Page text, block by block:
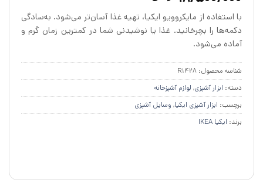
مشتری
با استفاده از مایکروویو ایکیا، تهیه غذا آسان‌تر ‌می‌شود. به‌سادگی
دکمه‌ها را بچرخانید. غذا یا نوشیدنی شما در کمترین زمان گرم و
آماده می‌شود.
شناسه محصول: R1428
دسته: ابزار آشپزی, لوازم آشپزخانه
برچسب: ابزار آشپزی ایکیا, وسایل آشپزی
برند: ایکیا IKEA